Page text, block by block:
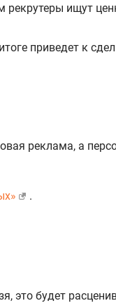
рекрутеры ищут
приведет к
реклама, а
.
это будет